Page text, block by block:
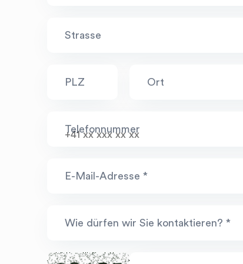
Strasse
PLZ Ort
Telefonnummer
E-Mail-Adresse *
Wie dürfen wir Sie kontaktieren? *